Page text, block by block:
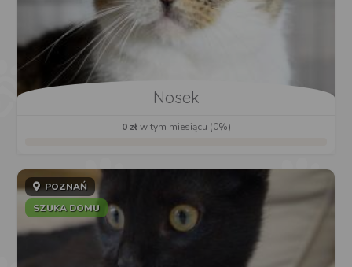
Nosek
0 złw tym miesiącu (0%)
POZNAŃ
SZUKA DOMU